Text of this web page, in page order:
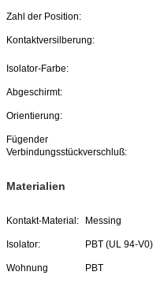
Zahl der Position:
Kontaktversilberung:
Isolator-Farbe:
Abgeschirmt:
Orientierung:
Fügender
Verbindungsstückverschluß:
Materialien
Kontakt-Material: Messing
Isolator: PBT (UL 94-V0)
Wohnung PBT